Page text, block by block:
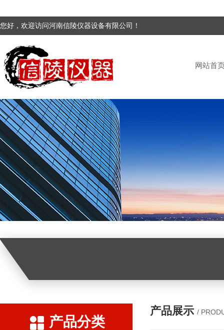
您好，欢迎访问河南信陵仪器设备有限公司！
网站首
产品分类
产品展示 /